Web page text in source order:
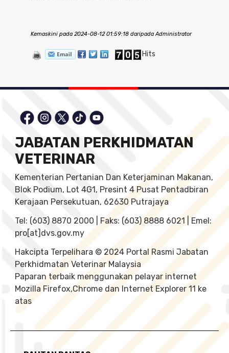
Kemaskini pada 2024-08-12 01:59:18 daripada Administrator
Hits
JABATAN PERKHIDMATAN
VETERINAR
Kementerian Pertanian Dan Keterjaminan Makanan,
Blok Podium, Lot 4G1, Presint 4 Pusat Pentadbiran
Kerajaan Persekutuan, 62630 Putrajaya
Tel: (603) 8870 2000 | Faks: (603) 8888 6021 | Emel:
pro[at]dvs.gov.my
Hakcipta Terpelihara © 2024 Portal Rasmi Jabatan
Perkhidmatan Veterinar Malaysia
Paparan terbaik menggunakan pelayar internet
Mozilla Firefox,Chrome dan Internet Explorer 11 ke
atas